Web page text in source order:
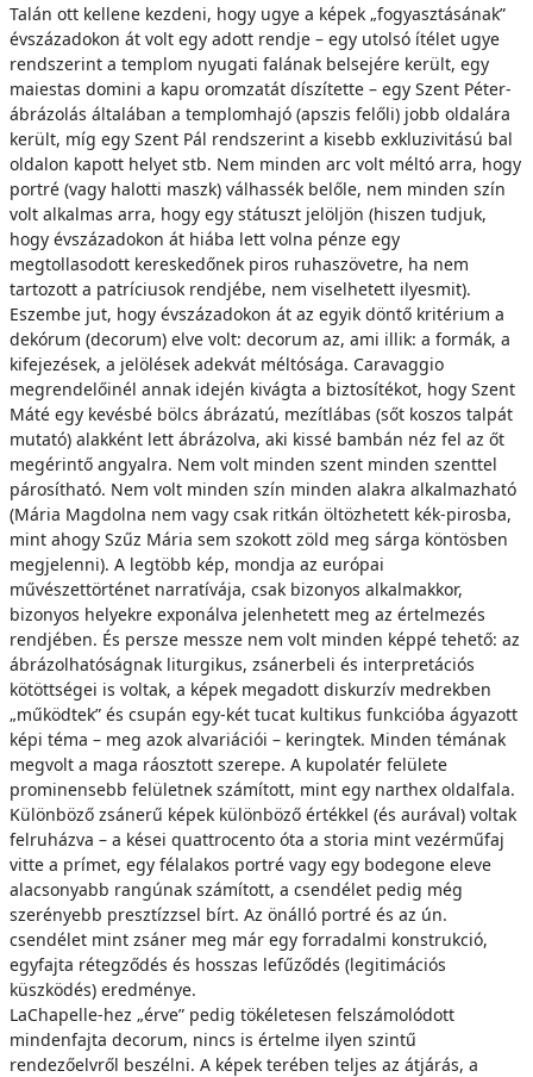
Talán ott kellene kezdeni, hogy ugye a képek „fogyasztásának”
évszázadokon át volt egy adott rendje – egy utolsó ítélet ugye
rendszerint a templom nyugati falának belsejére került, egy
maiestas domini a kapu oromzatát díszítette – egy Szent Péter-
ábrázolás általában a templomhajó (apszis felőli) jobb oldalára
került, míg egy Szent Pál rendszerint a kisebb exkluzivitású bal
oldalon kapott helyet stb. Nem minden arc volt méltó arra, hogy
portré (vagy halotti maszk) válhassék belőle, nem minden szín
volt alkalmas arra, hogy egy státuszt jelöljön (hiszen tudjuk,
hogy évszázadokon át hiába lett volna pénze egy
megtollasodott kereskedőnek piros ruhaszövetre, ha nem
tartozott a patríciusok rendjébe, nem viselhetett ilyesmit).
Eszembe jut, hogy évszázadokon át az egyik döntő kritérium a
dekórum (decorum) elve volt: decorum az, ami illik: a formák, a
kifejezések, a jelölések adekvát méltósága. Caravaggio
megrendelőinél annak idején kivágta a biztosítékot, hogy Szent
Máté egy kevésbé bölcs ábrázatú, mezítlábas (sőt koszos talpát
mutató) alakként lett ábrázolva, aki kissé bambán néz fel az őt
megérintő angyalra. Nem volt minden szent minden szenttel
párosítható. Nem volt minden szín minden alakra alkalmazható
(Mária Magdolna nem vagy csak ritkán öltözhetett kék-pirosba,
mint ahogy Szűz Mária sem szokott zöld meg sárga köntösben
megjelenni). A legtöbb kép, mondja az európai
művészettörténet narratívája, csak bizonyos alkalmakkor,
bizonyos helyekre exponálva jelenhetett meg az értelmezés
rendjében. És persze messze nem volt minden képpé tehető: az
ábrázolhatóságnak liturgikus, zsánerbeli és interpretációs
kötöttségei is voltak, a képek megadott diskurzív medrekben
„működtek” és csupán egy-két tucat kultikus funkcióba ágyazott
képi téma – meg azok alvariációi – keringtek. Minden témának
megvolt a maga ráosztott szerepe. A kupolatér felülete
prominensebb felületnek számított, mint egy narthex oldalfala.
Különböző zsánerű képek különböző értékkel (és aurával) voltak
felruházva – a kései quattrocento óta a storia mint vezérműfaj
vitte a prímet, egy félalakos portré vagy egy bodegone eleve
alacsonyabb rangúnak számított, a csendélet pedig még
szerényebb presztízzsel bírt. Az önálló portré és az ún.
csendélet mint zsáner meg már egy forradalmi konstrukció,
egyfajta rétegződés és hosszas lefűződés (legitimációs
küszködés) eredménye.
LaChapelle-hez „érve” pedig tökéletesen felszámolódott
mindenfajta decorum, nincs is értelme ilyen szintű
rendezőelvről beszélni. A képek terében teljes az átjárás, a